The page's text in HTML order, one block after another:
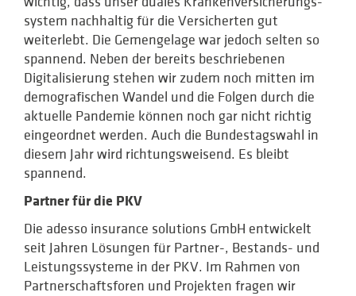
system nachhaltig für die Versicherten gut
weiterlebt. Die Gemengelage war jedoch selten so
spannend. Neben der bereits beschriebenen
Digitalisierung stehen wir zudem noch mitten im
demografischen Wandel und die Folgen durch die
aktuelle Pandemie können noch gar nicht richtig
eingeordnet werden. Auch die Bundestagswahl in
diesem Jahr wird richtungsweisend. Es bleibt
spannend.
Partner für die PKV
Die adesso insurance solutions GmbH entwickelt
seit Jahren Lösungen für Partner-, Bestands- und
Leistungssysteme in der PKV. Im Rahmen von
Partnerschaftsforen und Projekten fragen wir